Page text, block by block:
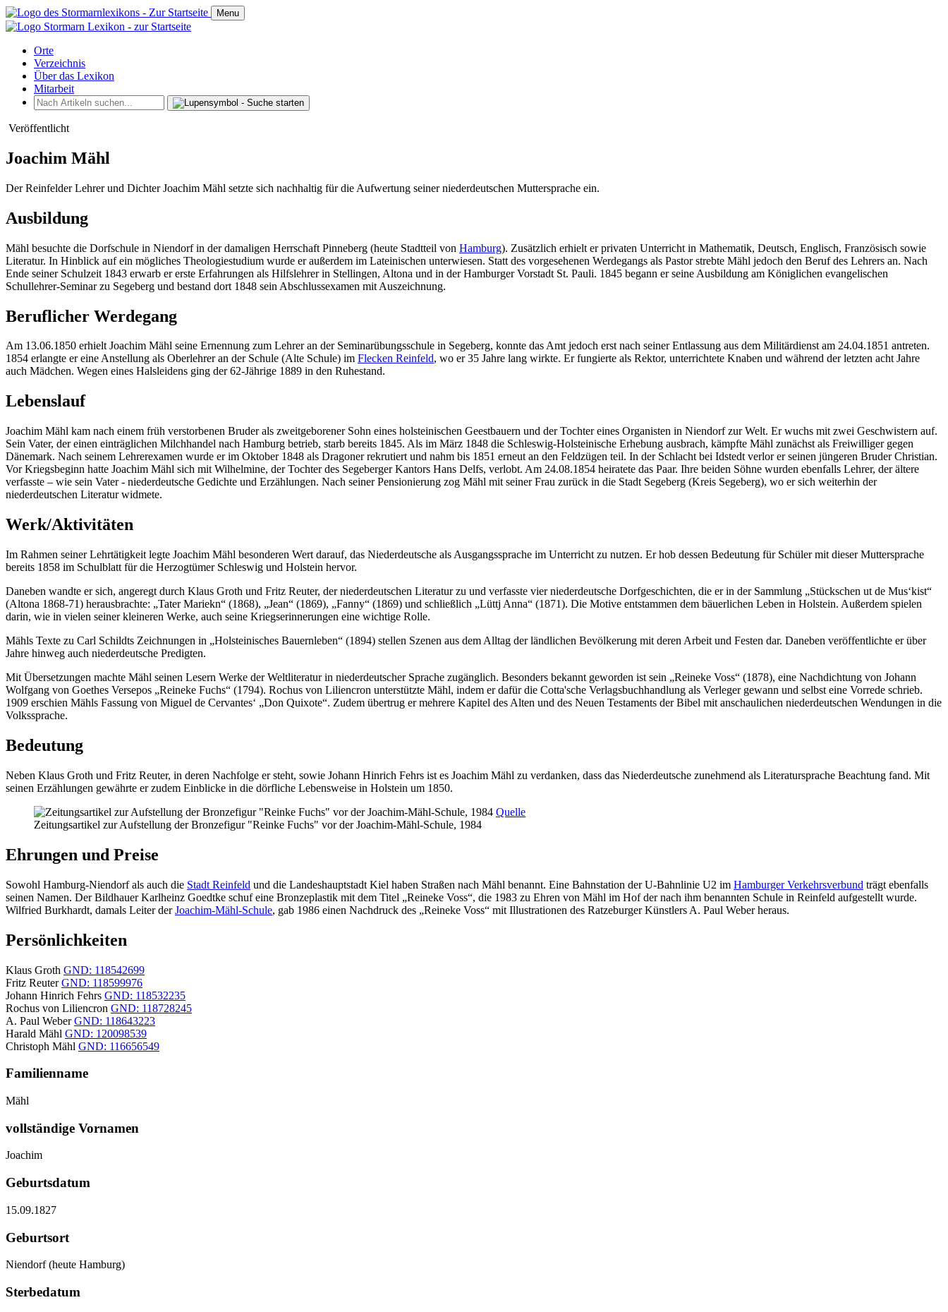
Menu
Orte
Verzeichnis
Über das Lexikon
Mitarbeit
Veröffentlicht
Joachim Mähl
Der Reinfelder Lehrer und Dichter Joachim Mähl setzte sich nachhaltig für die Aufwertung seiner niederdeutschen Muttersprache ein.
Ausbildung
Mähl besuchte die Dorfschule in Niendorf in der damaligen Herrschaft Pinneberg (heute Stadtteil von Hamburg). Zusätzlich erhielt er privaten Unterricht in Mathematik, Deutsch, Englisch, Französisch sowie
Literatur. In Hinblick auf ein mögliches Theologiestudium wurde er außerdem im Lateinischen unterwiesen. Statt des vorgesehenen Werdegangs als Pastor strebte Mähl jedoch den Beruf des Lehrers an. Nach
Ende seiner Schulzeit 1843 erwarb er erste Erfahrungen als Hilfslehrer in Stellingen, Altona und in der Hamburger Vorstadt St. Pauli. 1845 begann er seine Ausbildung am Königlichen evangelischen
Schullehrer-Seminar zu Segeberg und bestand dort 1848 sein Abschlussexamen mit Auszeichnung.
Beruflicher Werdegang
Am 13.06.1850 erhielt Joachim Mähl seine Ernennung zum Lehrer an der Seminarübungsschule in Segeberg, konnte das Amt jedoch erst nach seiner Entlassung aus dem Militärdienst am 24.04.1851 antreten.
1854 erlangte er eine Anstellung als Oberlehrer an der Schule (Alte Schule) im Flecken Reinfeld, wo er 35 Jahre lang wirkte. Er fungierte als Rektor, unterrichtete Knaben und während der letzten acht Jahre
auch Mädchen. Wegen eines Halsleidens ging der 62-Jährige 1889 in den Ruhestand.
Lebenslauf
Joachim Mähl kam nach einem früh verstorbenen Bruder als zweitgeborener Sohn eines holsteinischen Geestbauern und der Tochter eines Organisten in Niendorf zur Welt. Er wuchs mit zwei Geschwistern auf.
Sein Vater, der einen einträglichen Milchhandel nach Hamburg betrieb, starb bereits 1845. Als im März 1848 die Schleswig-Holsteinische Erhebung ausbrach, kämpfte Mähl zunächst als Freiwilliger gegen
Dänemark. Nach seinem Lehrerexamen wurde er im Oktober 1848 als Dragoner rekrutiert und nahm bis 1851 erneut an den Feldzügen teil. In der Schlacht bei Idstedt verlor er seinen jüngeren Bruder Christian.
Vor Kriegsbeginn hatte Joachim Mähl sich mit Wilhelmine, der Tochter des Segeberger Kantors Hans Delfs, verlobt. Am 24.08.1854 heiratete das Paar. Ihre beiden Söhne wurden ebenfalls Lehrer, der ältere
verfasste – wie sein Vater - niederdeutsche Gedichte und Erzählungen. Nach seiner Pensionierung zog Mähl mit seiner Frau zurück in die Stadt Segeberg (Kreis Segeberg), wo er sich weiterhin der
niederdeutschen Literatur widmete.
Werk/Aktivitäten
Im Rahmen seiner Lehrtätigkeit legte Joachim Mähl besonderen Wert darauf, das Niederdeutsche als Ausgangssprache im Unterricht zu nutzen. Er hob dessen Bedeutung für Schüler mit dieser Muttersprache
bereits 1858 im Schulblatt für die Herzogtümer Schleswig und Holstein hervor.
Daneben wandte er sich, angeregt durch Klaus Groth und Fritz Reuter, der niederdeutschen Literatur zu und verfasste vier niederdeutsche Dorfgeschichten, die er in der Sammlung „Stückschen ut de Mus‘kist“
(Altona 1868-71) herausbrachte: „Tater Mariekn“ (1868), „Jean“ (1869), „Fanny“ (1869) und schließlich „Lüttj Anna“ (1871). Die Motive entstammen dem bäuerlichen Leben in Holstein. Außerdem spielen
darin, wie in vielen seiner kleineren Werke, auch seine Kriegserinnerungen eine wichtige Rolle.
Mähls Texte zu Carl Schildts Zeichnungen in „Holsteinisches Bauernleben“ (1894) stellen Szenen aus dem Alltag der ländlichen Bevölkerung mit deren Arbeit und Festen dar. Daneben veröffentlichte er über
Jahre hinweg auch niederdeutsche Predigten.
Mit Übersetzungen machte Mähl seinen Lesern Werke der Weltliteratur in niederdeutscher Sprache zugänglich. Besonders bekannt geworden ist sein „Reineke Voss“ (1878), eine Nachdichtung von Johann
Wolfgang von Goethes Versepos „Reineke Fuchs“ (1794). Rochus von Liliencron unterstützte Mähl, indem er dafür die Cotta'sche Verlagsbuchhandlung als Verleger gewann und selbst eine Vorrede schrieb.
1909 erschien Mähls Fassung von Miguel de Cervantes‘ „Don Quixote“. Zudem übertrug er mehrere Kapitel des Alten und des Neuen Testaments der Bibel mit anschaulichen niederdeutschen Wendungen in die
Volkssprache.
Bedeutung
Neben Klaus Groth und Fritz Reuter, in deren Nachfolge er steht, sowie Johann Hinrich Fehrs ist es Joachim Mähl zu verdanken, dass das Niederdeutsche zunehmend als Literatursprache Beachtung fand. Mit
seinen Erzählungen gewährte er zudem Einblicke in die dörfliche Lebensweise in Holstein um 1850.
Quelle
Zeitungsartikel zur Aufstellung der Bronzefigur "Reinke Fuchs" vor der Joachim-Mähl-Schule, 1984
Ehrungen und Preise
Sowohl Hamburg-Niendorf als auch die Stadt Reinfeld und die Landeshauptstadt Kiel haben Straßen nach Mähl benannt. Eine Bahnstation der U-Bahnlinie U2 im Hamburger Verkehrsverbund trägt ebenfalls
seinen Namen. Der Bildhauer Karlheinz Goedtke schuf eine Bronzeplastik mit dem Titel „Reineke Voss“, die 1983 zu Ehren von Mähl im Hof der nach ihm benannten Schule in Reinfeld aufgestellt wurde.
Wilfried Burkhardt, damals Leiter derJoachim-Mähl-Schule, gab 1986 einen Nachdruck des „Reineke Voss“ mit Illustrationen des Ratzeburger Künstlers A. Paul Weber heraus.
Persönlichkeiten
Klaus Groth GND: 118542699
Fritz ReuterGND: 118599976
Johann Hinrich Fehrs GND: 118532235
Rochus von Liliencron GND: 118728245
A. Paul WeberGND: 118643223
Harald Mähl GND: 120098539
Christoph Mähl GND: 116656549
Familienname
Mähl
vollständige Vornamen
Joachim
Geburtsdatum
15.09.1827
Geburtsort
Niendorf (heute Hamburg)
Sterbedatum